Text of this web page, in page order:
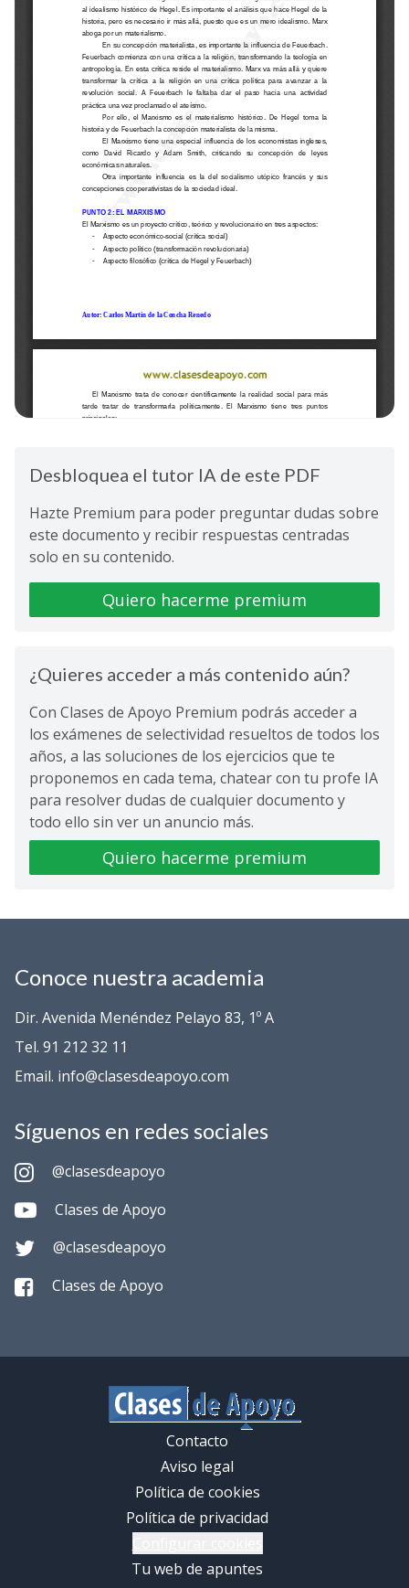
Desbloquea el tutor IA de este PDF
Hazte Premium para poder preguntar dudas sobre
este documento y recibir respuestas centradas
solo en su contenido.
Quiero hacerme premium
¿Quieres acceder a más contenido aún?
Con Clases de Apoyo Premium podrás acceder a
los exámenes de selectividad resueltos de todos los
años, a las soluciones de los ejercicios que te
proponemos en cada tema, chatear con tu profe IA
para resolver dudas de cualquier documento y
todo ello sin ver un anuncio más.
Quiero hacerme premium
Conoce nuestra academia
Dir. Avenida Menéndez Pelayo 83, 1º A
Tel. 91 212 32 11
Email. info@clasesdeapoyo.com
Síguenos en redes sociales
@clasesdeapoyo
Clases de Apoyo
@clasesdeapoyo
Clases de Apoyo
Contacto
Aviso legal
Política de cookies
Política de privacidad
Tu web de apuntes